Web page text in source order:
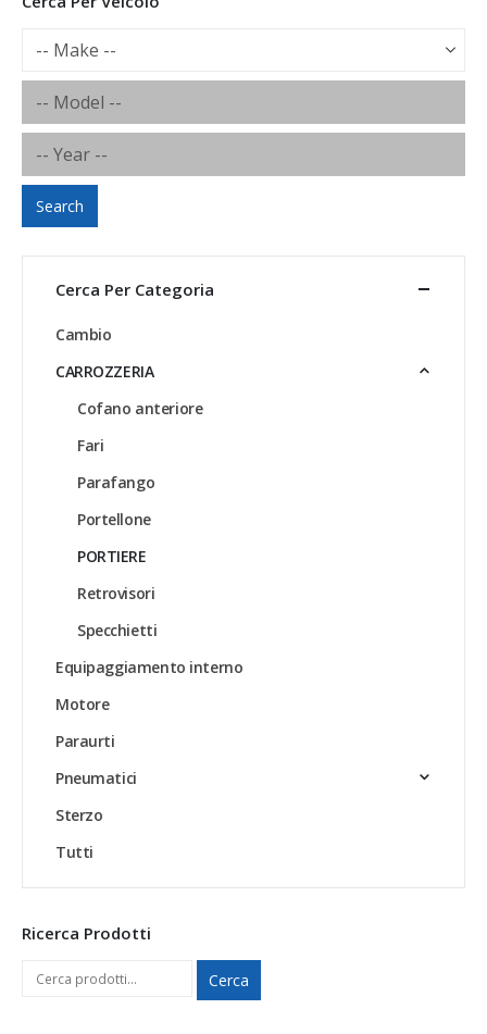
Search
Cerca Per Categoria
Cambio
CARROZZERIA
Cofano anteriore
Fari
Parafango
Portellone
PORTIERE
Retrovisori
Specchietti
Equipaggiamento interno
Motore
Paraurti
Pneumatici
Sterzo
Tutti
Ricerca Prodotti
Cerca